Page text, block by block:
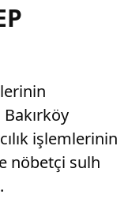
işlemlerinin
nöbetçi sulh